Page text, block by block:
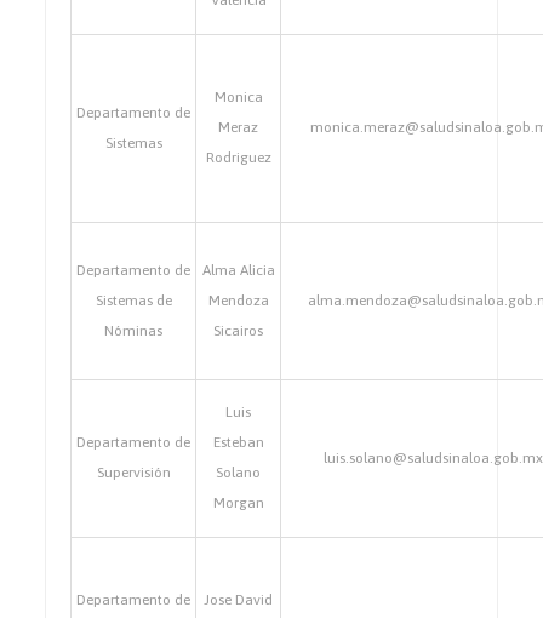
Departamento de
Sistemas
Monica
Meraz
Rodriguez
Departamento de
Sistemas de
Nóminas
Alma Alicia
Mendoza
Sicairos
Departamento de
Supervisión
Luis
Esteban
Solano
Morgan
luis.solano@saludsinaloa.gob.mx
Departamento de Jose David